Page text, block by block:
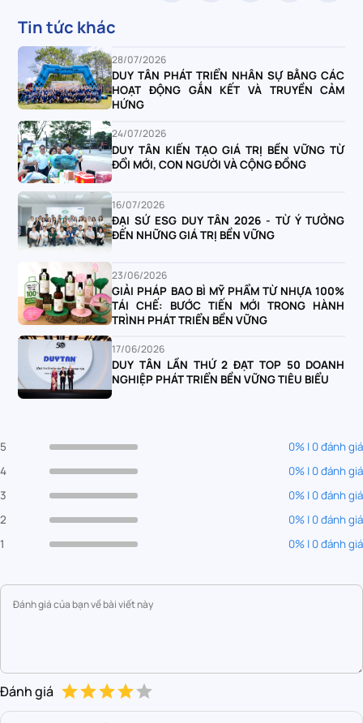
Tin tức khác
28/07/2026
DUY TÂN PHÁT TRIỂN NHÂN SỰ BẰNG CÁC
HOẠT ĐỘNG GẮN KẾT VÀ TRUYỀN CẢM
HỨNG
24/07/2026
DUY TÂN KIẾN TẠO GIÁ TRỊ BỀN VỮNG TỪ
ĐỔI MỚI, CON NGƯỜI VÀ CỘNG ĐỒNG
16/07/2026
ĐẠI SỨ ESG DUY TÂN 2026 - TỪ Ý TƯỞNG
ĐẾN NHỮNG GIÁ TRỊ BỀN VỮNG
23/06/2026
GIẢI PHÁP BAO BÌ MỸ PHẨM TỪ NHỰA 100%
TÁI CHẾ: BƯỚC TIẾN MỚI TRONG HÀNH
TRÌNH PHÁT TRIỂN BỀN VỮNG
17/06/2026
DUY TÂN LẦN THỨ 2 ĐẠT TOP 50 DOANH
NGHIỆP PHÁT TRIỂN BỀN VỮNG TIÊU BIỂU
5
0% | 0 đánh giá
4
0% | 0 đánh giá
3
0% | 0 đánh giá
2
0% | 0 đánh giá
1
0% | 0 đánh giá
Đánh giá